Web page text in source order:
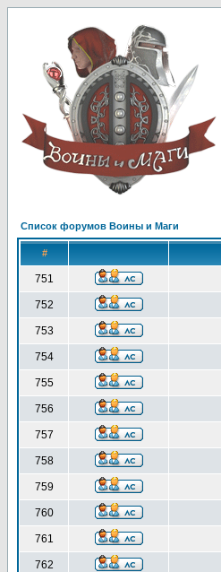
Список форумов Воины и Маги
#
751
752
753
754
755
756
757
758
759
760
761
762